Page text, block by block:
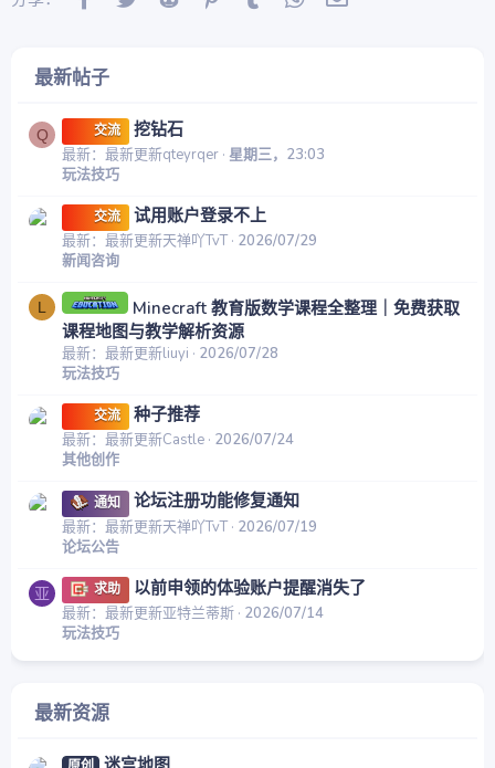
最新帖子
Q 交流 挖钻石
最新：最新更新qteyrqer 星期三，23:03
玩法技巧
交流 试用账户登录不上
最新：最新更新天禅吖TvT 2026/07/29
新闻咨询
L
Minecraft 教育版数学课程全整理｜免费获取
课程地图与教学解析资源
最新：最新更新liuyi
2026/07/28
玩法技巧
交流 种子推荐
最新：最新更新Castle 2026/07/24
其他创作
通知 论坛注册功能修复通知
最新：最新更新天禅吖TvT 2026/07/19
论坛公告
亚 求助 以前申领的体验账户提醒消失了
最新：最新更新亚特兰蒂斯 2026/07/14
玩法技巧
最新资源